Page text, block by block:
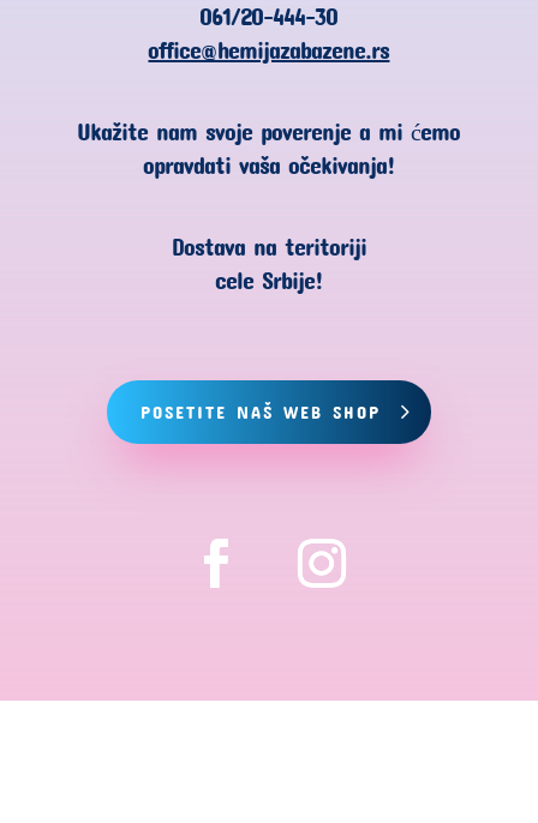
061/20-444-30
office@hemijazabazene.rs
Ukažite nam svoje poverenje a mi ćemo
opravdati vaša očekivanja!
Dostava na teritoriji
cele Srbije!
POSETITE NAŠ WEB SHOP